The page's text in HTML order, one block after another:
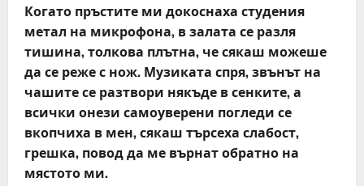
Когато пръстите ми докоснаха студения
метал на микрофона, в залата се разля
тишина, толкова плътна, че сякаш можеше
да се реже с нож. Музиката спря, звънът на
чашите се разтвори някъде в сенките, а
всички онези самоуверени погледи се
вкопчиха в мен, сякаш търсеха слабост,
грешка, повод да ме върнат обратно на
мястото ми.